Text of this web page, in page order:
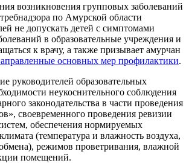
возникновения групповых заболеваний
по Амурской области
не допускать детей с симптомами
в образовательные учреждения и
к врачу, а также призывает амурчан
основных мер профилактики.
руководителей образовательных
неукоснительного соблюдения
законодательства в части проведения
своевременного проведения ревизии
обеспечения нормируемых
(температура и влажность воздуха,
режимов проветривания, влажной
помещений.